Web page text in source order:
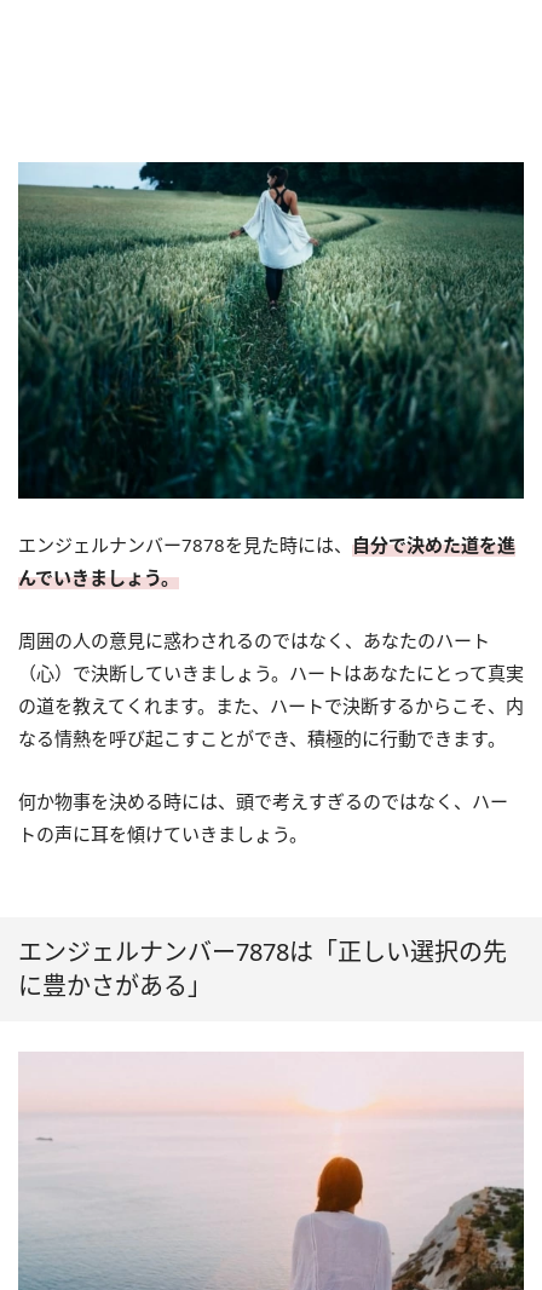
エンジェルナンバー7878を見た時には、 自分で決めた道を進
んでいきましょう。
周囲の人の意見に惑わされるのではなく、あなたのハート
（心）で決断していきましょう。ハートはあなたにとって真実
の道を教えてくれます。また、ハートで決断するからこそ、内
なる情熱を呼び起こすことができ、積極的に行動できます。
何か物事を決める時には、頭で考えすぎるのではなく、ハー
トの声に耳を傾けていきましょう。
エンジェルナンバー7878は「正しい選択の先
に豊かさがある」